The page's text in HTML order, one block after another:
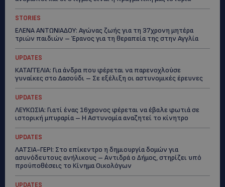
STORIES
ΕΛΕΝΑ ΑΝΤΩΝΙΑΔΟΥ: Αγώνας ζωής για τη 37χρονη μητέρα
τριών παιδιών – Έρανος για τη θεραπεία της στην Αγγλία
UPDATES
ΚΑΤΑΓΓΕΛΙΑ: Για άνδρα που φέρεται να παρενοχλούσε
γυναίκες στο Δασούδι – Σε εξέλιξη οι αστυνομικές έρευνες
UPDATES
ΛΕΥΚΩΣΙΑ: Γιατί ένας 16χρονος φέρεται να έβαλε φωτιά σε
ιστορική μπυραρία – Η Αστυνομία αναζητεί το κίνητρο
UPDATES
ΛΑΤΣΙΑ-ΓΕΡΙ: Στο επίκεντρο η δημιουργία δομών για
ασυνόδευτους ανήλικους – Αντιδρά ο Δήμος, στηρίζει υπό
προϋποθέσεις το Κίνημα Οικολόγων
UPDATES